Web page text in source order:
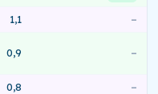
1,1
–
0,9 –
0,8
–